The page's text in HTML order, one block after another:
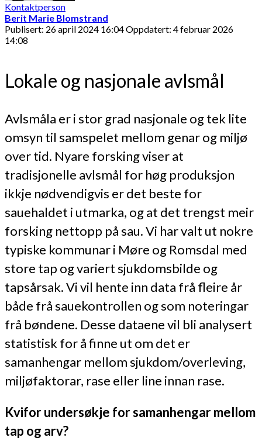
Kontaktperson
Berit Marie Blomstrand
Publisert: 26 april 2024 16:04Oppdatert: 4 februar 2026
14:08
Lokale og nasjonale avlsmål
Avlsmåla er i stor grad nasjonale og tek lite
omsyn til samspelet mellom genar og miljø
over tid. Nyare forsking viser at
tradisjonelle avlsmål for høg produksjon
ikkje nødvendigvis er det beste for
sauehaldet i utmarka, og at det trengst meir
forsking nettopp på sau. Vi har valt ut nokre
typiske kommunar i Møre og Romsdal med
store tap og variert sjukdomsbilde og
tapsårsak. Vi vil hente inn data frå fleire år
både frå sauekontrollen og som noteringar
frå bøndene. Desse dataene vil bli analysert
statistisk for å finne ut om det er
samanhengar mellom sjukdom/overleving,
miljøfaktorar, rase eller line innan rase.
Kvifor undersøkje for samanhengar mellom
tap og arv?